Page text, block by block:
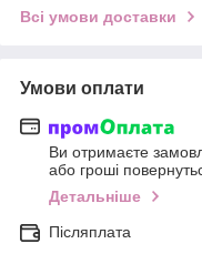
Всі умови доставки
Умови оплати
Ви отримаєте
або гроші
Детальніше
Післяплата